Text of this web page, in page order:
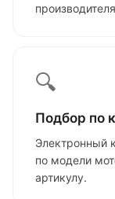
🔍
Подбор по
Электронный
по модели
артикулу.